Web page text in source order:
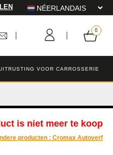
VOOR CARROSSERIE
is niet meer te koop
producten : Cromax Autoverf